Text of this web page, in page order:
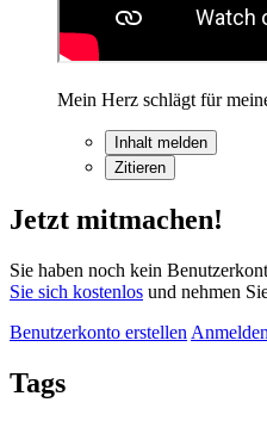
Mein Herz schlägt für
Inhalt melden
Zitieren
Jetzt mitmachen!
Sie haben noch kein
Sie sich kostenlos und nehmen
Benutzerkonto erstellen Anmelden
Tags